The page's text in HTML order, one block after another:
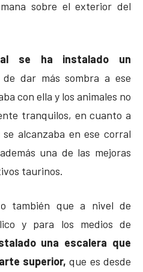
sobre el exterior del
se ha instalado un
dar más sombra a ese
con ella y los animales no
tranquilos, en cuanto a
alcanzaba en ese corral
una de las mejoras
taurinos.
también que a nivel de
y para los medios de
una escalera que
superior, que es desde